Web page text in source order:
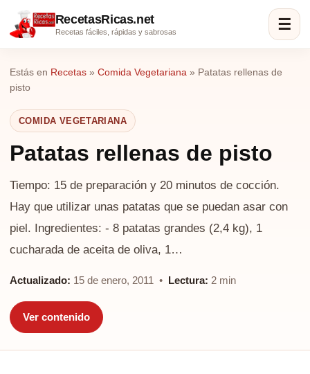
RecetasRicas.net
Recetas fáciles, rápidas y sabrosas ☰
Estás en Recetas » Comida Vegetariana » Patatas rellenas de
pisto
COMIDA VEGETARIANA
Patatas rellenas de pisto
Tiempo: 15 de preparación y 20 minutos de cocción.
Hay que utilizar unas patatas que se puedan asar con
piel. Ingredientes: - 8 patatas grandes (2,4 kg), 1
cucharada de aceita de oliva, 1…
Actualizado: 15 de enero, 2011 • Lectura: 2 min
Ver contenido